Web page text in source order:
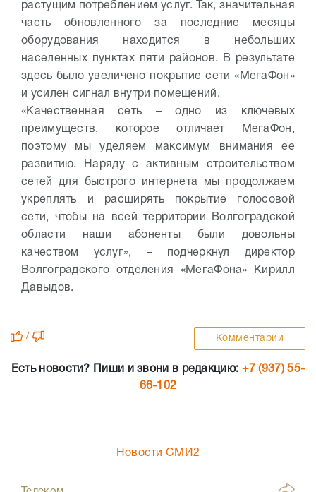
растущим потреблением услуг. Так, значительная
часть обновленного за последние месяцы
оборудования находится в небольших
населенных пунктах пяти районов. В результате
здесь было увеличено покрытие сети «МегаФон»
и усилен сигнал внутри помещений.
«Качественная сеть – одно из ключевых
преимуществ, которое отличает МегаФон,
поэтому мы уделяем максимум внимания ее
развитию. Наряду с активным строительством
сетей для быстрого интернета мы продолжаем
укреплять и расширять покрытие голосовой
сети, чтобы на всей территории Волгоградской
области наши абоненты были довольны
качеством услуг», – подчеркнул директор
Волгоградского отделения «МегаФона» Кирилл
Давыдов.
/ Комментарии
Есть новости? Пиши и звони в редакцию: +7 (937) 55-
66-102
Новости СМИ2